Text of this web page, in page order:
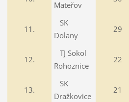
Mateřov
11.
SK
Dolany
29
12.
TJ Sokol
Rohoznice
22
13.
SK
Dražkovice
21